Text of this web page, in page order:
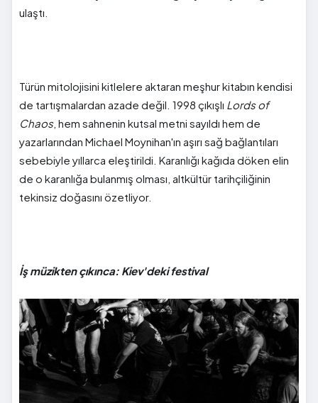
ulaştı.
Türün mitolojisini kitlelere aktaran meşhur kitabın kendisi
de tartışmalardan azade değil. 1998 çıkışlı Lords of
Chaos, hem sahnenin kutsal metni sayıldı hem de
yazarlarından Michael Moynihan'ın aşırı sağ bağlantıları
sebebiyle yıllarca eleştirildi. Karanlığı kağıda döken elin
de o karanlığa bulanmış olması, altkültür tarihçiliğinin
tekinsiz doğasını özetliyor.
İş müzikten çıkınca: Kiev'deki festival